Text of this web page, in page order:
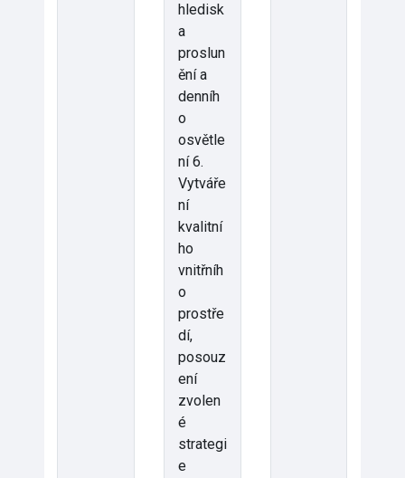
hledisk
a
proslun
ění a
denníh
o
osvětle
ní 6.
Vytváře
ní
kvalitní
ho
vnitřníh
o
prostře
dí,
posouz
ení
zvolen
é
strategi
e